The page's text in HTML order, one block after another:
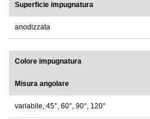
Superficie impugnatura
anodizzata
Colore impugnatura
Misura angolare
variabile, 45°, 60°, 90°, 120°